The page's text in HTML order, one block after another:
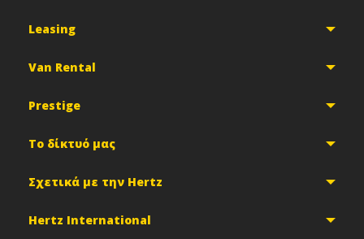
Leasing
Van Rental
Prestige
Το δίκτυό μας
Σχετικά με την Hertz
Hertz International